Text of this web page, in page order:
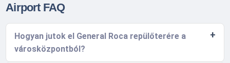
Airport FAQ
Hogyan jutok el General Roca repülőterére a
városközpontból?